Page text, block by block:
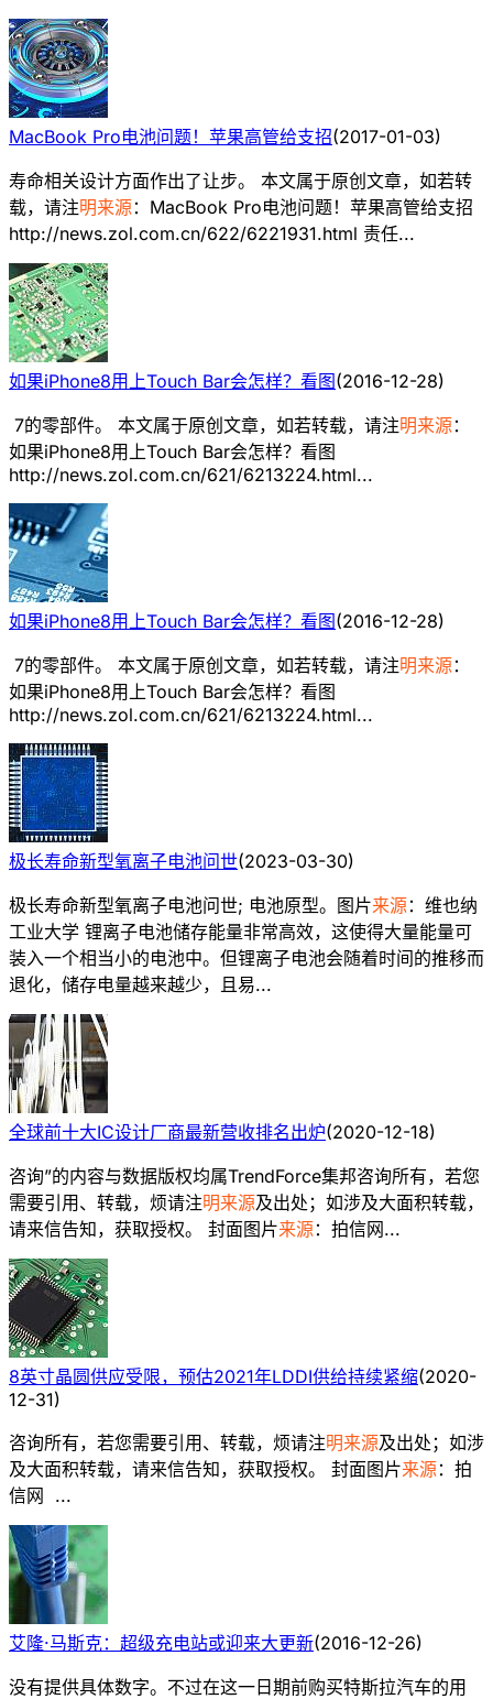
MacBook Pro电池问题！苹果高管给支招(2017-01-03)
寿命相关设计方面作出了让步。 本文属于原创文章，如若转
载，请注明来源：MacBook Pro电池问题！苹果高管给支招
http://news.zol.com.cn/622/6221931.html 责任...
如果iPhone8用上Touch Bar会怎样？看图(2016-12-28)
7的零部件。 本文属于原创文章，如若转载，请注明来源：
如果iPhone8用上Touch Bar会怎样？看图
http://news.zol.com.cn/621/6213224.html...
如果iPhone8用上Touch Bar会怎样？看图(2016-12-28)
7的零部件。 本文属于原创文章，如若转载，请注明来源：
如果iPhone8用上Touch Bar会怎样？看图
http://news.zol.com.cn/621/6213224.html...
极长寿命新型氧离子电池问世(2023-03-30)
极长寿命新型氧离子电池问世; 电池原型。图片来源：维也纳
工业大学 锂离子电池储存能量非常高效，这使得大量能量可
装入一个相当小的电池中。但锂离子电池会随着时间的推移而
退化，储存电量越来越少，且易...
全球前十大IC设计厂商最新营收排名出炉(2020-12-18)
咨询”的内容与数据版权均属TrendForce集邦咨询所有，若您
需要引用、转载，烦请注明来源及出处；如涉及大面积转载，
请来信告知，获取授权。 封面图片来源：拍信网...
8英寸晶圆供应受限，预估2021年LDDI供给持续紧缩(2020-
12-31)
咨询所有，若您需要引用、转载，烦请注明来源及出处；如涉
及大面积转载，请来信告知，获取授权。 封面图片来源：拍
信网 ...
艾隆·马斯克：超级充电站或迎来大更新(2016-12-26)
没有提供具体数字。不过在这一日期前购买特斯拉汽车的用